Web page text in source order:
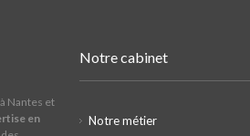
Nantes et
en
Notre cabinet
Notre métier